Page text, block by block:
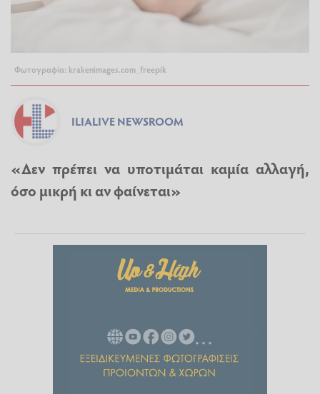
Φωτογραφία: krakenimages.com_freepik
ILIALIVE NEWSROOM
«Δεν πρέπει να υποτιμάται καμία αλλαγή,
όσο μικρή κι αν φαίνεται»